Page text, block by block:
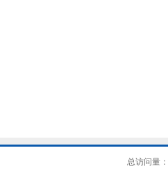
总访问量：